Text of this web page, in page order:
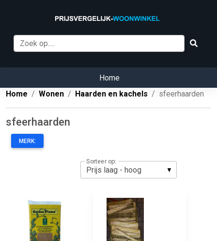
Home
Home
Wonen Haarden en kachels sfeerhaarden
sfeerhaarden
MERK:
Sorteer op: